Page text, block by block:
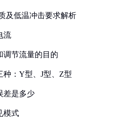
及低温冲击要求解析
流
调节流量的目的
种：Y型、J型、Z型
差是多少
模式